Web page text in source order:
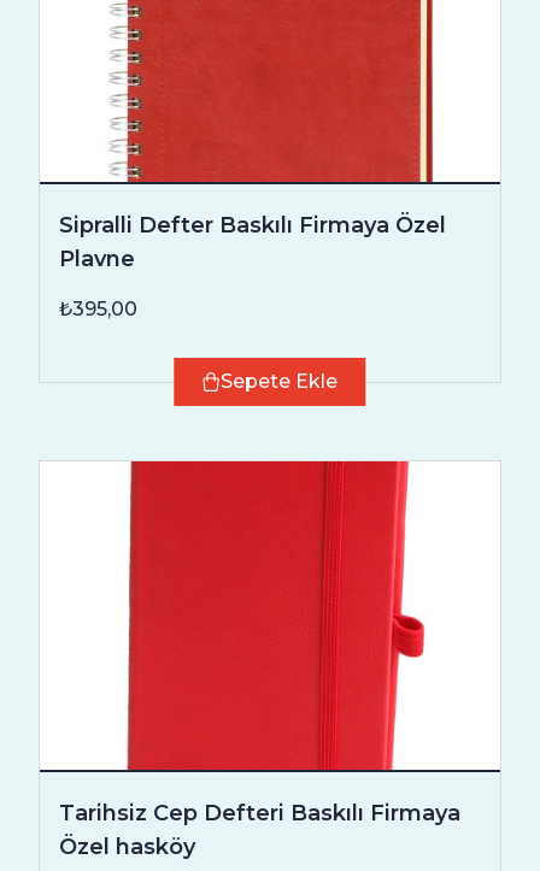
Sipralli Defter Baskılı Firmaya Özel
Plavne
₺395,00
Sepete Ekle
Tarihsiz Cep Defteri Baskılı Firmaya
Özel hasköy